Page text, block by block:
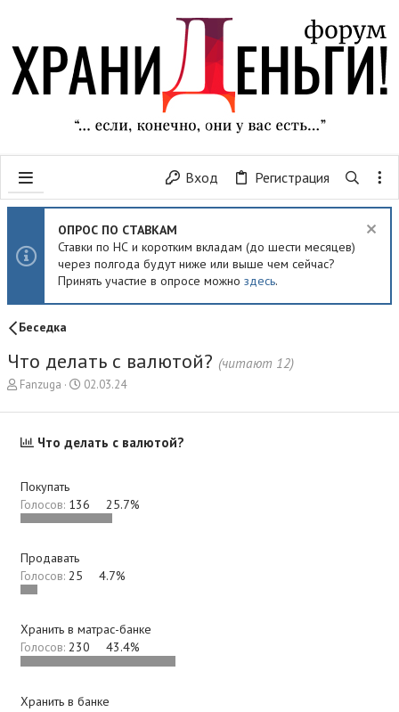
Вход Регистрация
ОПРОС ПО СТАВКАМ
Ставки по НС и коротким вкладам (до шести месяцев)
через полгода будут ниже или выше чем сейчас?
Принять участие в опросе можно здесь.
Беседка
Что делать с валютой? (читают 12)
А
т
р
е
м
ы
Fanzuga
Д
т
н
л
а
02.03.24
Что делать с валютой?
Покупать
Голосов: 136 25.7%
Продавать
Голосов: 25 4.7%
Хранить в матрас-банке
Голосов: 230 43.4%
Хранить в банке